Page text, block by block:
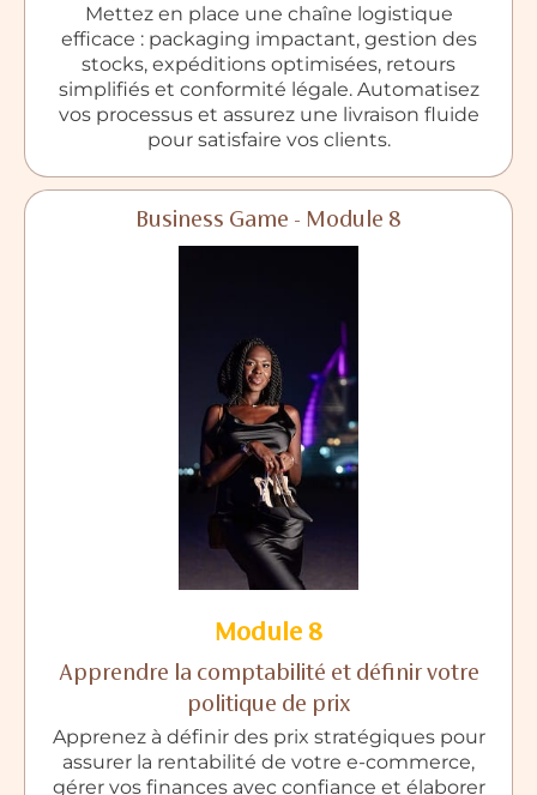
Mettez en place une chaîne logistique
efficace : packaging impactant, gestion des
stocks, expéditions optimisées, retours
simplifiés et conformité légale. Automatisez
vos processus et assurez une livraison fluide
pour satisfaire vos clients.
Business Game - Module 8
Module 8
Apprendre la comptabilité et définir votre
politique de prix
Apprenez à définir des prix stratégiques pour
assurer la rentabilité de votre e-commerce,
gérer vos finances avec confiance et élaborer